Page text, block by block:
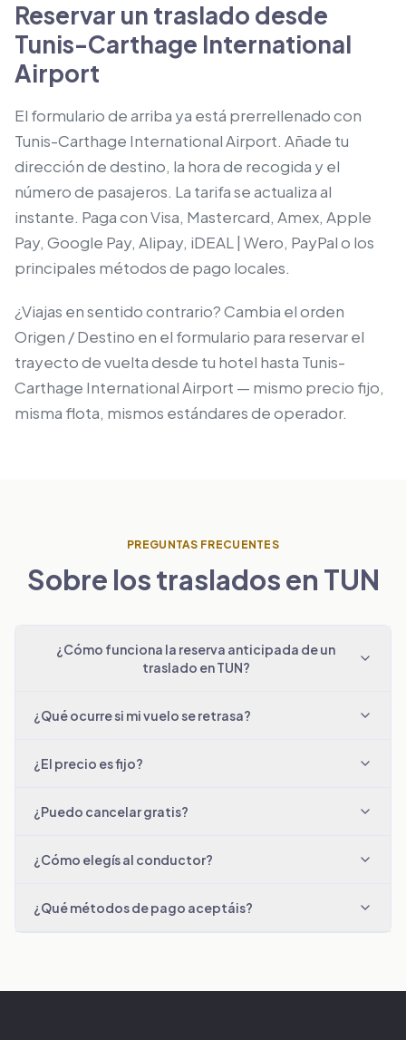
Reservar un traslado desde
Tunis-Carthage International
Airport
El formulario de arriba ya está prerrellenado con
Tunis-Carthage International Airport. Añade tu
dirección de destino, la hora de recogida y el
número de pasajeros. La tarifa se actualiza al
instante. Paga con Visa, Mastercard, Amex, Apple
Pay, Google Pay, Alipay, iDEAL | Wero, PayPal o los
principales métodos de pago locales.
¿Viajas en sentido contrario? Cambia el orden
Origen / Destino en el formulario para reservar el
trayecto de vuelta desde tu hotel hasta Tunis-
Carthage International Airport — mismo precio fijo,
misma flota, mismos estándares de operador.
PREGUNTAS FRECUENTES
Sobre los traslados en TUN
¿Cómo funciona la reserva anticipada de un
traslado en TUN?
¿Qué ocurre si mi vuelo se retrasa?
¿El precio es fijo?
¿Puedo cancelar gratis?
¿Cómo elegís al conductor?
¿Qué métodos de pago aceptáis?